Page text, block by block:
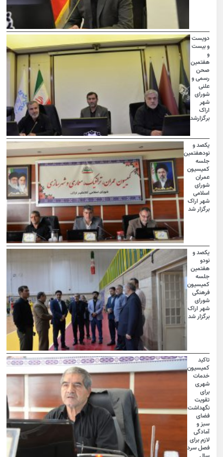
دویست
و بیست
هفتمین
صحن
رسمی و
علنی
شورای
شهر
اراک
برگزارشد
یکصد و
نودهفتمین
جلسه
کمیسیون
عمران
شورای
اسلامی
شهر اراک
برگزار شد
یکصد و
نودو
هفتمین
جلسه
کمیسیون
فرهنگی
شورای
شهر اراک
برگزار شد
تاکید
کمیسیون
خدمات
شهری
برای
تقویت
نگهداشت
فضای
سبز و
آمادگی
لازم برای
فصل سرد